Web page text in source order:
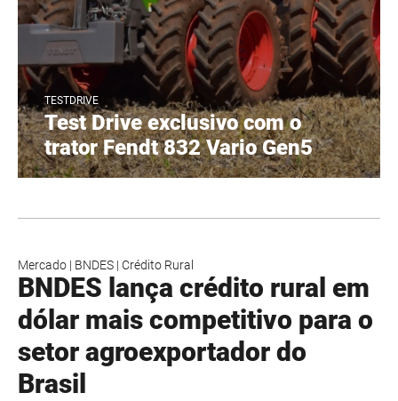
TESTDRIVE
Test Drive exclusivo com o
trator Fendt 832 Vario Gen5
Mercado | BNDES | Crédito Rural
BNDES lança crédito rural em
dólar mais competitivo para o
setor agroexportador do
Brasil